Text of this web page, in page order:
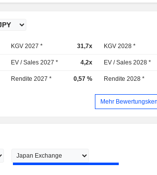
KGV 2027 * 31,7x KGV 2028 *
EV / Sales 2027 * 4,2x EV / Sales 2028 *
Rendite 2027 * 0,57 % Rendite 2028 *
Mehr